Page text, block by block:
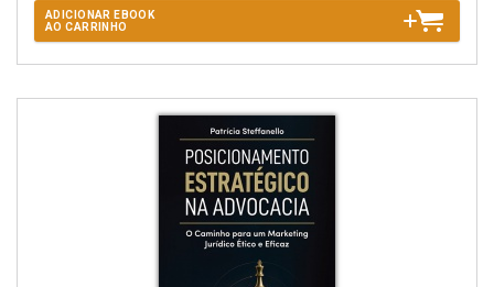
ADICIONAR EBOOK
AO CARRINHO